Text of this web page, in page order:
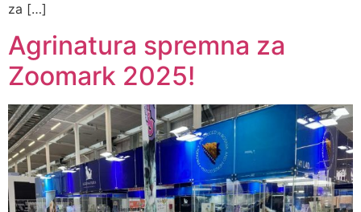
za […]
Agrinatura spremna za
Zoomark 2025!